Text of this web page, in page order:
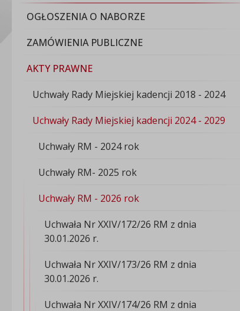
OGŁOSZENIA O NABORZE
ZAMÓWIENIA PUBLICZNE
AKTY PRAWNE
Uchwały Rady Miejskiej kadencji 2018 - 2024
Uchwały Rady Miejskiej kadencji 2024 - 2029
Uchwały RM - 2024 rok
Uchwały RM- 2025 rok
Uchwały RM - 2026 rok
Uchwała Nr XXIV/172/26 RM z dnia
30.01.2026 r.
Uchwała Nr XXIV/173/26 RM z dnia
30.01.2026 r.
Uchwała Nr XXIV/174/26 RM z dnia